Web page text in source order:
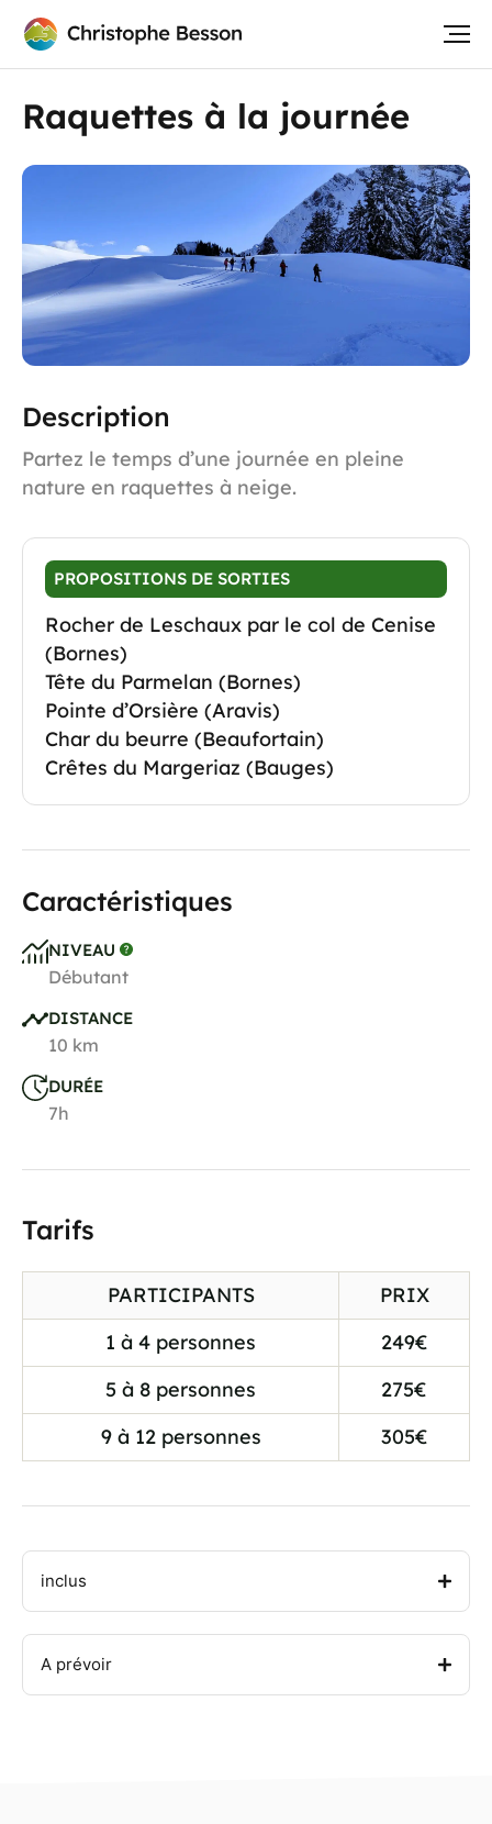
Raquettes à la journée
Description
Partez le temps d’une journée en pleine
nature en raquettes à neige.
PROPOSITIONS DE SORTIES
Rocher de Leschaux par le col de Cenise
(Bornes)
Tête du Parmelan (Bornes)
Pointe d’Orsière (Aravis)
Char du beurre (Beaufortain)
Crêtes du Margeriaz (Bauges)
Caractéristiques
NIVEAU
Débutant
DISTANCE
10 km
DURÉE
7h
Tarifs
PARTICIPANTS
PRIX
1 à 4 personnes
249€
5 à 8 personnes
275€
9 à 12 personnes
305€
inclus
A prévoir